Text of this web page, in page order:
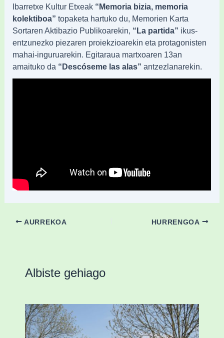
Ibarretxe Kultur Etxeak “Memoria bizia, memoria
kolektiboa” topaketa hartuko du, Memorien Karta
Sortaren Aktibazio Publikoarekin, “La partida” ikus-
entzunezko piezaren proiekzioarekin eta protagonisten
mahai-inguruarekin. Egitaraua martxoaren 13an
amaituko da “Descóseme las alas” antzezlanarekin.
AURREKOA HURRENGOA
Albiste gehiago